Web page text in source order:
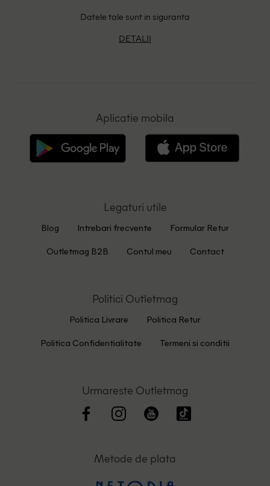
Datele tale sunt in siguranta
DETALII
Aplicatie mobila
Legaturi utile
Blog Intrebari frecvente Formular Retur
Outletmag B2B Contul meu Contact
Politici Outletmag
Politica Livrare Politica Retur
Politica Confidentialitate Termeni si conditii
Urmareste Outletmag
Metode de plata